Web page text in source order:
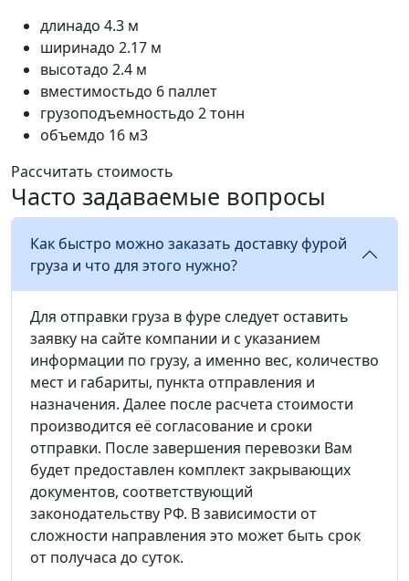
длинадо 4.3 м
ширинадо 2.17 м
высотадо 2.4 м
вместимостьдо 6 паллет
грузоподъемностьдо 2 тонн
объемдо 16 м3
Рассчитать стоимость
Часто задаваемые вопросы
Как быстро можно заказать доставку фурой
груза и что для этого нужно?
Для отправки груза в фуре следует оставить
заявку на сайте компании и с указанием
информации по грузу, а именно вес, количество
мест и габариты, пункта отправления и
назначения. Далее после расчета стоимости
производится её согласование и сроки
отправки. После завершения перевозки Вам
будет предоставлен комплект закрывающих
документов, соответствующий
законодательству РФ. В зависимости от
сложности направления это может быть срок
от получаса до суток.